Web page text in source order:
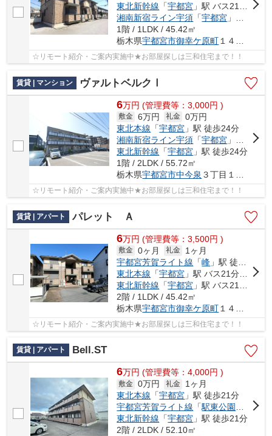
東北新幹線 「宇都宮 」駅 バス21分 「御幸ヶ原南」 停歩6分
湘南新宿ライン宇須 「宇都宮 」駅 バス21分 「御幸ヶ原南」 停歩6分
1階 / 1LDK / 45.42㎡
栃木県宇都宮市御幸ケ原町 １４４-２１
☆リモート紹介・ご案内実施中★お部屋探しは三和住宅まで！！
賃貸 | マンション ヴァルトベルクⅠ
6万円 (管理費等：3,000円 )
敷金 6万円 礼金 0万円
東北本線 「宇都宮 」駅 徒歩24分
湘南新宿ライン宇須 「宇都宮 」駅 徒歩24分
東北新幹線 「宇都宮 」駅 徒歩24分
1階 / 2LDK / 55.72㎡
栃木県宇都宮市中今泉 ３丁目１５-７
☆リモート紹介・ご案内実施中★お部屋探しは三和住宅まで！！
賃貸 | アパート パレット Ａ
6万円 (管理費等：3,500円 )
敷金 0ヶ月 礼金
1ヶ月
宇都宮芳賀ライト線 「峰 」駅 徒歩43分
東北本線 「宇都宮 」駅 バス21分 「御幸ヶ原南」 停歩6分
東北新幹線 「宇都宮 」駅 バス21分 「御幸ヶ原南」 停歩6分
2階 / 1LDK / 45.42㎡
栃木県宇都宮市御幸ケ原町 １４４-２１
☆リモート紹介・ご案内実施中★お部屋探しは三和住宅まで！！
賃貸 | アパート Bell.ST
6万円 (管理費等：4,000円 )
敷金 0万円 礼金
1ヶ月
東北本線 「宇都宮 」駅 徒歩21分
宇都宮芳賀ライト線 「駅東公園前
」駅
東北新幹線 「宇都宮 」駅 徒歩21分
2階 / 2LDK / 52.10㎡